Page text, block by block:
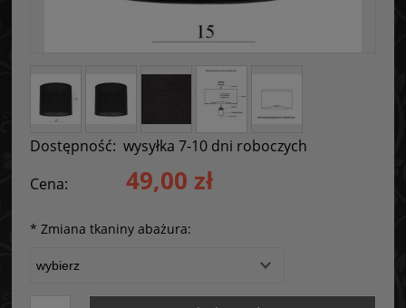
Dostępność: wysyłka 7-10 dni roboczych
Cena:
49,00 zł
* Zmiana tkaniny abażura: